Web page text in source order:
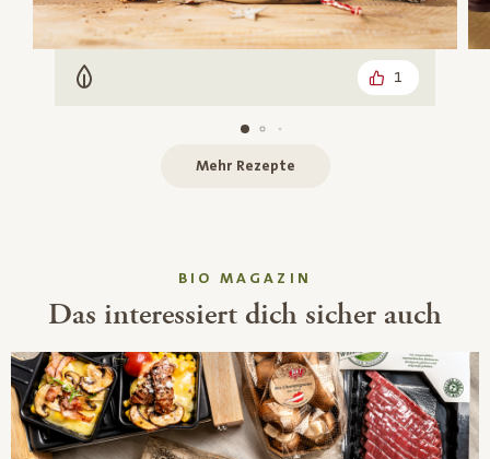
Vegetarisch 1
Mehr Rezepte
BIO MAGAZIN
Das interessiert dich sicher auch